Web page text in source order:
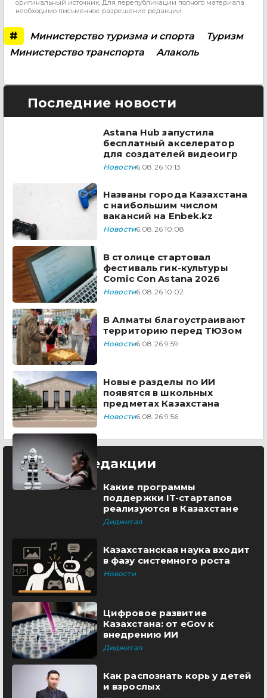
оригинальный источник. Для перепубликации полного материала
необходимо письменное разрешение редакции.
# Министерство туризма и спорта
Туризм
Министерство транспорта
Алаколь
Последние новости
Astana Hub запустила
бесплатный акселератор
для создателей видеоигр
Новости6.08.26 10:13
Названы города Казахстана
с наибольшим числом
вакансий на Enbek.kz
Новости6.08.26 10:08
В столице стартовал
фестиваль гик-культуры
Comic Con Astana 2026
Новости6.08.26 10:02
В Алматы благоустраивают
территорию перед ТЮЗом
Новости6.08.26 9:59
Новые разделы по ИИ
появятся в школьных
предметах Казахстана
Новости6.08.26 9:56
Выбор редакции
Какие программы
поддержки IT-стартапов
реализуются в Казахстане
Диджитал
Казахстанская наука входит
в фазу системного роста
Новости
Цифровое развитие
Казахстана: от eGov к
внедрению ИИ
Диджитал
Как распознать корь у детей
и взрослых